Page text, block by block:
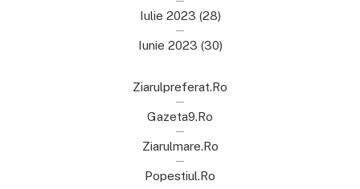
Iulie 2023 (28)
Iunie 2023 (30)
Ziarulpreferat.ro
Gazeta9.ro
Ziarulmare.ro
Popestiul.ro